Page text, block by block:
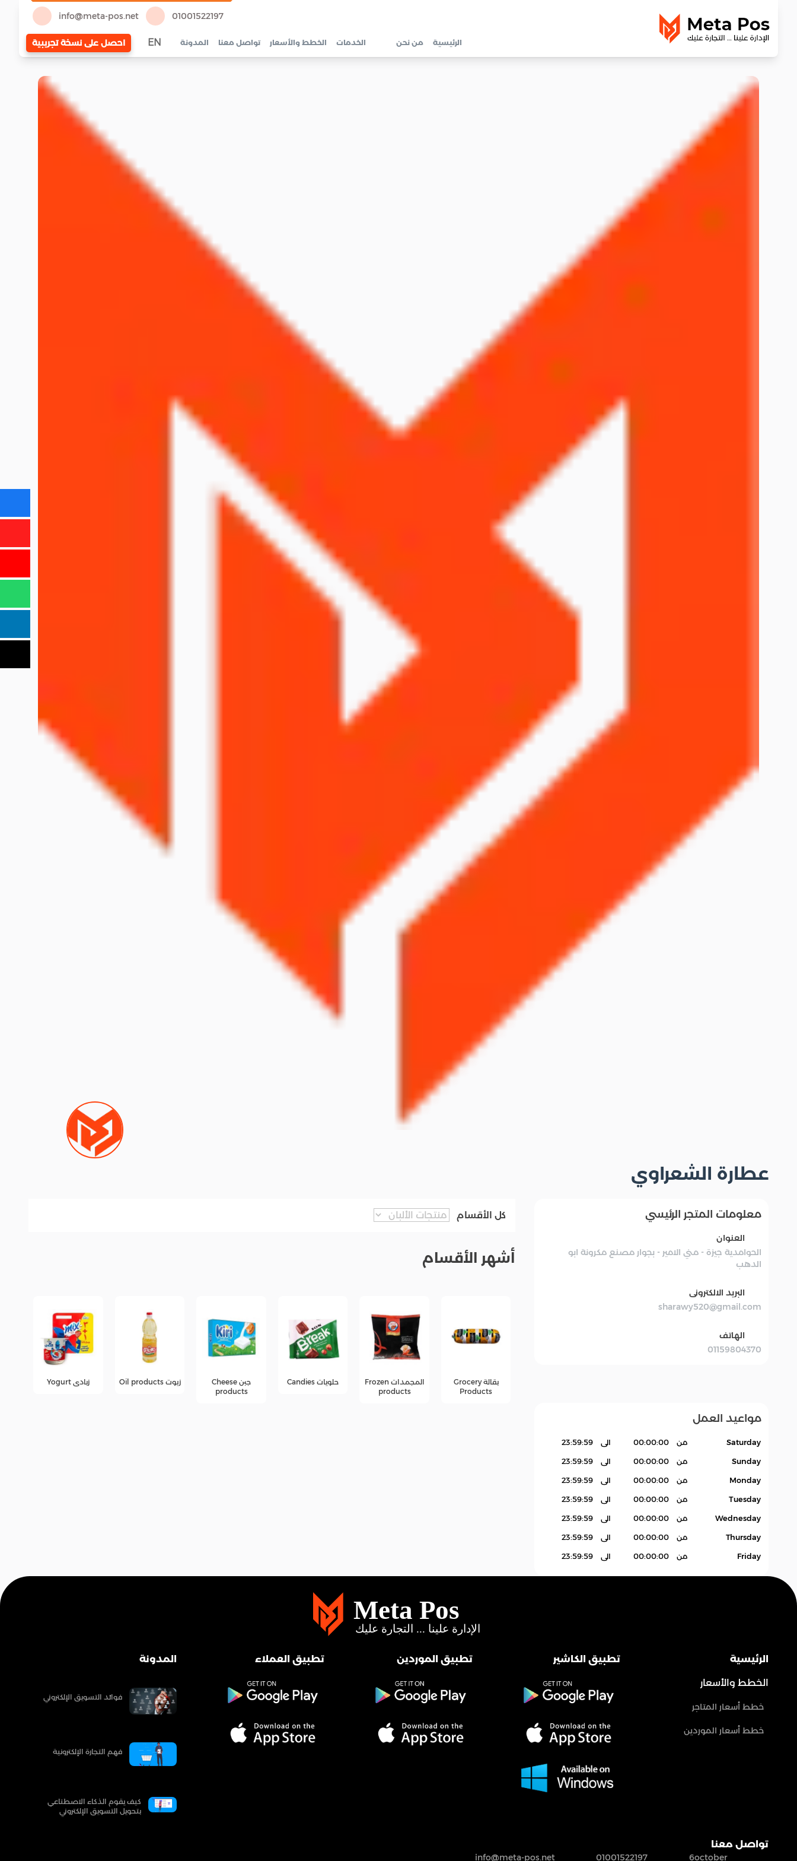
01001522197
info@meta-pos.net
الرئيسية من نحن الخدمات الخطط والأسعار تواصل معنا المدونة EN احصل على نسخة تجريبية
عطارة الشعراوي
معلومات المتجر الرئيسي
العنوان
الحوامدية جيزة - مني الامير - بجوار مصنع مكرونة ابو
الدهب
البريد الالكترونى
sharawy520@gmail.com
الهاتف
01159804370
مواعيد العمل
Saturday من 00:00:00 الى 23:59:59
Sunday من 00:00:00 الى 23:59:59
Monday من 00:00:00 الى 23:59:59
Tuesday من 00:00:00 الى 23:59:59
Wednesday من 00:00:00 الى 23:59:59
Thursday من 00:00:00 الى 23:59:59
Friday من 00:00:00 الى 23:59:59
كل الأقسام
أشهر الأقسام
المجمدات Frozen
products
حلويات Candies
جبن Cheese
زيوت Oil products زبادى Yogurt عصائر
الرئيسية
الخطط والأسعار
خطط أسعار المتاجر
خطط أسعار الموردين
تطبيق الكاشير تطبيق الموردين تطبيق العملاء المدونة
فوائد التسويق الإلكتروني
فهم التجارة الإلكترونية
كيف يقوم الذكاء الاصطناعي
بتحويل التسويق الإلكتروني
تواصل معنا
6october
01001522197
info@meta-pos.net